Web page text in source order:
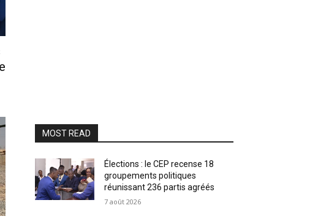
MOST READ
Élections : le CEP recense 18
groupements politiques
réunissant 236 partis agréés
7 août 2026